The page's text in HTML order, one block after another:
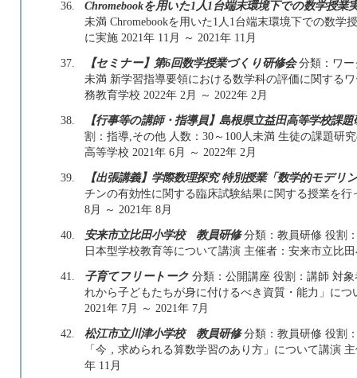
36.
Chromebookを用いた1人1台端末環境下での数学授業
未満 Chromebookを用いた1人1台端末環境下での数
に実施 2021年 11月 ～ 2021年 11月
37.
【セミナー】第6回数学授業づくり研修会分類：ワー
未満 新学習指導要領における数学科の評価に関する
務教育学校 2022年 2月 ～ 2022年 2月
38.
【行事等の講師・指導員】島根県立益田高等学校課
割：指導,その他 人数：30～100人未満 生徒の課題研
高等学校 2021年 6月 ～ 2022年 2月
39.
【出張講義】学際数理探究 特別授業「数学的モデリ
チンの有効性に関する臨床試験結果に関する授業を
8月 ～ 2021年 8月
40.
安来市立比田小学校 教員研修分類：教員研修 役割
日本型学校教育等について講演 主催者：安来市立比
41.
子育てフリートーク 分類：公開講座 役割：講師 対
れから子どもたちが身に付けるべき資質・能力」に
2021年 7月 ～ 2021年 7月
42.
松江市立川津小学校 教員研修分類：教員研修 役割
「今，求められる算数学習のあり方」について講演
年 11月